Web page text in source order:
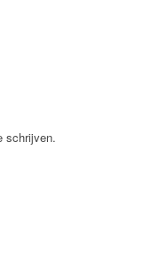
schrijven.